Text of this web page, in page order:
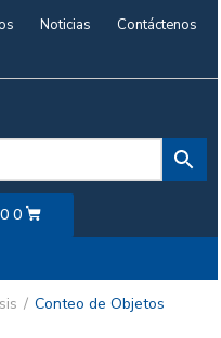
Noticias
Contáctenos
0 0
Conteo de Objetos